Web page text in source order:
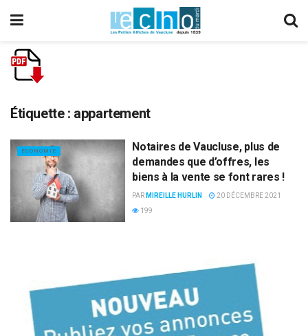
Étiquette : appartement
ECONOMIE
Notaires de Vaucluse, plus de
demandes que d’offres, les
biens à la vente se font rares !
PAR MIREILLE HURLIN
20 DÉCEMBRE 2021
199